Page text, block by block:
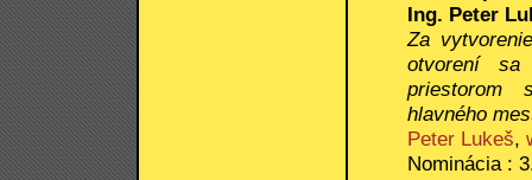
Ing. Peter
Za
otvorení sa
priestorom
hlavného
Peter Lukeš,
Nominácia :